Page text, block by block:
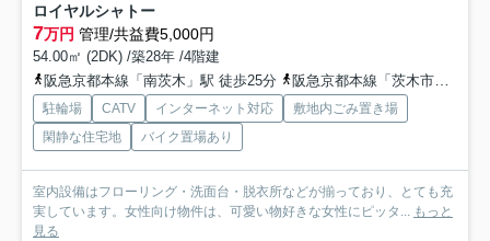
ロイヤルシャトー
7万円 管理/共益費5,000円
54.00㎡ (2DK) /築28年 /4階建
阪急京都本線「南茨木」駅 徒歩25分
阪急京都本線「茨木市」駅 徒歩30分
駐輪場 CATV インターネット対応
敷地内ごみ置き場
閑静な住宅地
バイク置場あり
室内設備はフローリング・洗面台・脱衣所などが揃っており、とても充
実しています。女性向け物件は、可愛い物好きな女性にピッタ... もっと
見る